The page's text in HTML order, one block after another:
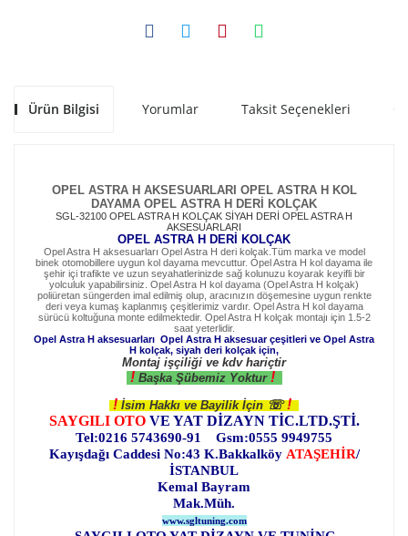
Ürün Bilgisi Yorumlar Taksit Seçenekleri
OPEL ASTRA H AKSESUARLARI OPEL ASTRA H KOL
DAYAMA OPEL ASTRA H DERİ KOLÇAK
SGL-32100 OPEL ASTRA H KOLÇAK SİYAH DERİ OPEL ASTRA H
AKSESUARLARI
OPEL ASTRA H DERİ KOLÇAK
Opel Astra H aksesuarları Opel Astra H deri kolçak.Tüm marka ve model
binek otomobillere uygun kol dayama mevcuttur. Opel Astra H kol dayama ile
şehir içi trafikte ve uzun seyahatlerinizde sağ kolunuzu koyarak keyifli bir
yolculuk yapabilirsiniz. Opel Astra H kol dayama (Opel Astra H kolçak)
poliüretan süngerden imal edilmiş olup, aracınızın döşemesine uygun renkte
deri veya kumaş kaplanmış çeşitlerimiz vardır. Opel Astra H kol dayama
sürücü koltuğuna monte edilmektedir. Opel Astra H kolçak montajı için 1.5-2
saat yeterlidir.
Opel Astra H aksesuarları Opel Astra H aksesuar çeşitleri ve Opel Astra
H kolçak, siyah deri kolçak için,
Montaj işçiliği ve kdv hariçtir
! Başka Şübemiz Yoktur !
! İsim Hakkı ve Bayilik İçin☏ !
SAYGILI OTOVE YAT DİZAYN TİC.LTD.ŞTİ.
Tel:0216 5743690-91 Gsm:0555 9949755
Kayışdağı Caddesi No:43 K.Bakkalköy ATAŞEHİR/
İSTANBUL
Kemal Bayram
Mak.Müh.
www.sgltuning.com